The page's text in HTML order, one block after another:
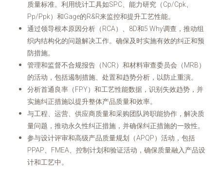
质量标准。利用统计工具如SPC、能力研究（Cp/Cpk、
Pp/Ppk）和Gage的R&R来监控和提升工艺性能。
通过领导根本原因分析（RCA）、8D和5 Why调查，推动组
织内结构化的问题解决工作。确保及时实施有效的纠正和预
防措施。
管理和监督不合规报告（NCR）和材料审查委员会（MRB）
的活动，包括遏制措施、处置和趋势分析，以防止重演。
分析首通良率（FPY）和工艺性能数据，识别失效趋势，并
实施纠正措施以提升整体产品质量和效率。
与工程、运营、供应商质量和采购团队跨职能协作，解决质
量问题，推动永久性纠正措施，并确保纠正措施的一致性。
参与设计评审和高级产品质量规划（APQP）活动，包括
PPAP、FMEA、控制计划和验证活动，确保质量融入产品设
计和工艺中。